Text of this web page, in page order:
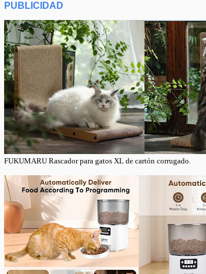
PUBLICIDAD
FUKUMARU Rascador para gatos XL de cartón corrugado.